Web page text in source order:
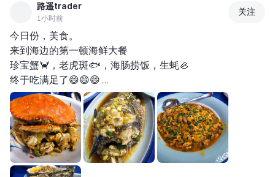
倍，云厂商不计代价抢产能，高端产能早
已被长协订单锁定。从产业现实来看，他
的判断毫无问题。但资本市场考量的，远
不止当下的火热。
华尔街的精英们正在担忧两重隐忧：
第一，消费端的“冰火两重天”。AI服务器
需求火爆，但手机、PC等消费电子终端复
苏乏力。当大量产能倾斜给高利润的服务
器级芯片，一旦AI资本开支的扩张节奏放
缓，仅靠消费市场，很难承接现在的庞大
产能。
第二，摩尔定律的“成本逆向飙升”。随着
路遥trader
1小时前
关注
今日份，美食。
来到海边的第一顿海鲜大餐
珍宝蟹🦀，老虎斑🐟，海肠捞饭，生蚝🦪
终于吃满足了😄😄😄
花费：101u
#不可辜负的美食